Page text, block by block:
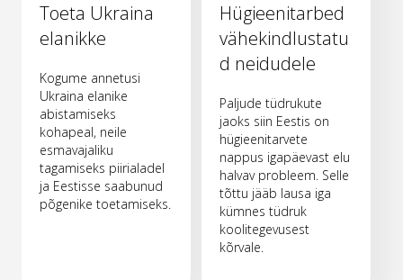
Toeta Ukraina
elanikke
Kogume annetusi
Ukraina elanike
abistamiseks
kohapeal, neile
esmavajaliku
tagamiseks piirialadel
ja Eestisse saabunud
põgenike toetamiseks.
Hügieenitarbed
vähekindlustatu
d neidudele
Paljude tüdrukute
jaoks siin Eestis on
hügieenitarvete
nappus igapäevast elu
halvav probleem. Selle
tõttu jääb lausa iga
kümnes tüdruk
koolitegevusest
kõrvale.